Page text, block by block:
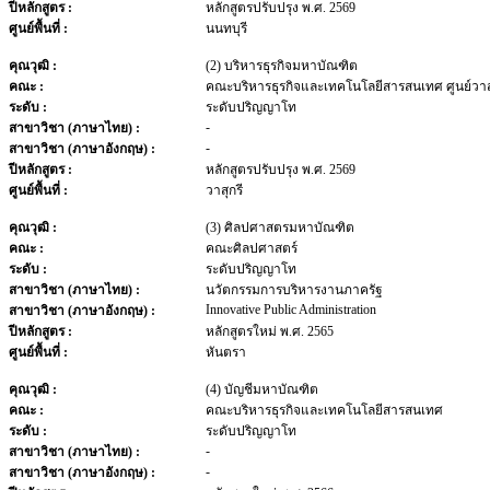
ปีหลักสูตร :
หลักสูตรปรับปรุง พ.ศ. 2569
ศูนย์พื้นที่ :
นนทบุรี
คุณวุฒิ :
(2) บริหารธุรกิจมหาบัณฑิต
คณะ :
คณะบริหารธุรกิจและเทคโนโลยีสารสนเทศ ศูนย์วา
ระดับ :
ระดับปริญญาโท
สาขาวิชา (ภาษาไทย) :
-
สาขาวิชา (ภาษาอังกฤษ) :
-
ปีหลักสูตร :
หลักสูตรปรับปรุง พ.ศ. 2569
ศูนย์พื้นที่ :
วาสุกรี
คุณวุฒิ :
(3) ศิลปศาสตรมหาบัณฑิต
คณะ :
คณะศิลปศาสตร์
ระดับ :
ระดับปริญญาโท
สาขาวิชา (ภาษาไทย) :
นวัตกรรมการบริหารงานภาครัฐ
สาขาวิชา (ภาษาอังกฤษ) :
Innovative Public Administration
ปีหลักสูตร :
หลักสูตรใหม่ พ.ศ. 2565
ศูนย์พื้นที่ :
หันตรา
คุณวุฒิ :
(4) บัญชีมหาบัณฑิต
คณะ :
คณะบริหารธุรกิจและเทคโนโลยีสารสนเทศ
ระดับ :
ระดับปริญญาโท
สาขาวิชา (ภาษาไทย) :
-
สาขาวิชา (ภาษาอังกฤษ) :
-